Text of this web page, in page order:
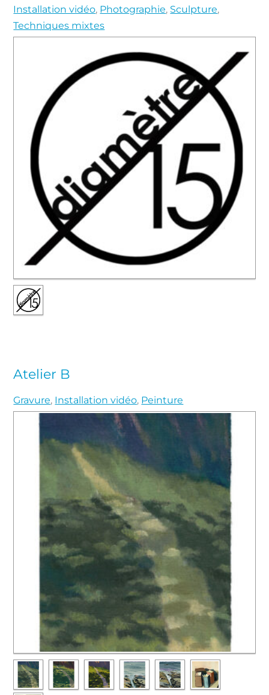
Installation vidéo, Photographie, Sculpture,
Techniques mixtes
Atelier B
Gravure, Installation vidéo, Peinture